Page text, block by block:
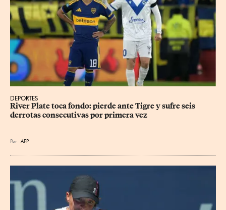
DEPORTES
River Plate toca fondo: pierde ante Tigre y sufre seis
derrotas consecutivas por primera vez
Por AFP